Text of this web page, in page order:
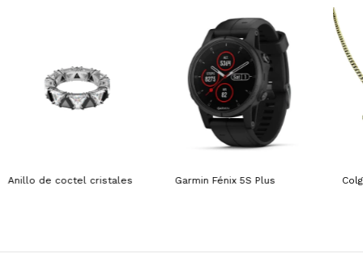
Anillo de coctel cristales Garmin Fénix 5S Plus